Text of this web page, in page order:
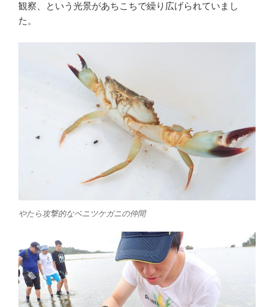
観察、という光景があちこちで繰り広げられていまし
た。
やたら攻撃的なベニツケガニの仲間